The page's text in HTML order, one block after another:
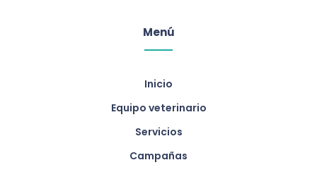
Menú
Inicio
Equipo veterinario
Servicios
Campañas